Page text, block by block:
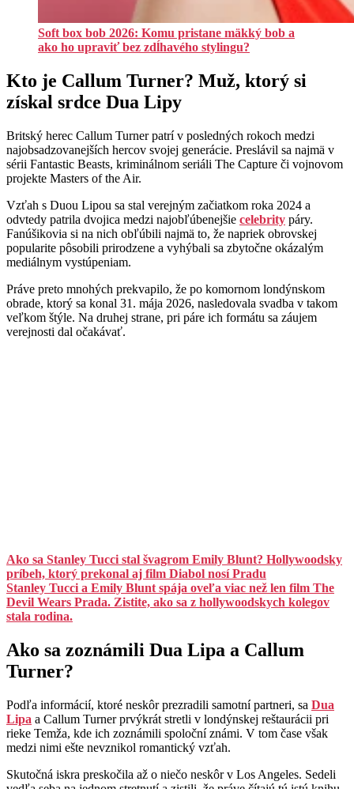
Soft box bob 2026: Komu pristane mäkký bob a
ako ho upraviť bez zdĺhavého stylingu?
Kto je Callum Turner? Muž, ktorý si
získal srdce Dua Lipy
Britský herec Callum Turner patrí v posledných rokoch medzi
najobsadzovanejších hercov svojej generácie. Preslávil sa najmä v
sérii Fantastic Beasts, kriminálnom seriáli The Capture či vojnovom
projekte Masters of the Air.
Vzťah s Duou Lipou sa stal verejným začiatkom roka 2024 a
odvtedy patrila dvojica medzi najobľúbenejšie celebrity páry.
Fanúšikovia si na nich obľúbili najmä to, že napriek obrovskej
popularite pôsobili prirodzene a vyhýbali sa zbytočne okázalým
mediálnym vystúpeniam.
Práve preto mnohých prekvapilo, že po komornom londýnskom
obrade, ktorý sa konal 31. mája 2026, nasledovala svadba v takom
veľkom štýle. Na druhej strane, pri páre ich formátu sa záujem
verejnosti dal očakávať.
Ako sa Stanley Tucci stal švagrom Emily Blunt? Hollywoodsky
príbeh, ktorý prekonal aj film Diabol nosí Pradu
Stanley Tucci a Emily Blunt spája oveľa viac než len film The
Devil Wears Prada. Zistite, ako sa z hollywoodskych kolegov
stala rodina.
Ako sa zoznámili Dua Lipa a Callum
Turner?
Podľa informácií, ktoré neskôr prezradili samotní partneri, sa Dua
Lipa a Callum Turner prvýkrát stretli v londýnskej reštaurácii pri
rieke Temža, kde ich zoznámili spoloční známi. V tom čase však
medzi nimi ešte nevznikol romantický vzťah.
Skutočná iskra preskočila až o niečo neskôr v Los Angeles. Sedeli